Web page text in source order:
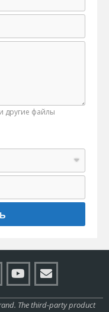
другие файлы
The third-party product